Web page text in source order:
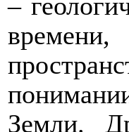
–
Земли.